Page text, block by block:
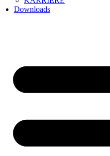
Downloads